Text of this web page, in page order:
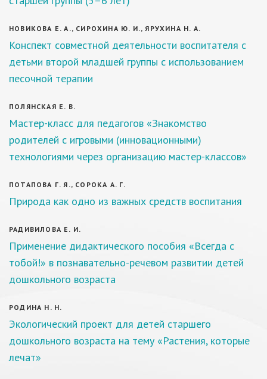
НОВИКОВА Е. А., СИРОХИНА Ю. И., ЯРУХИНА Н. А.
Конспект совместной деятельности воспитателя с
детьми второй младшей группы с использованием
песочной терапии
ПОЛЯНСКАЯ Е. В.
Мастер-класс для педагогов «Знакомство
родителей с игровыми (инновационными)
технологиями через организацию мастер-классов»
ПОТАПОВА Г. Я., СОРОКА А. Г.
Природа как одно из важных средств воспитания
РАДИВИЛОВА Е. И.
Применение дидактического пособия «Всегда с
тобой!» в познавательно-речевом развитии детей
дошкольного возраста
РОДИНА Н. Н.
Экологический проект для детей старшего
дошкольного возраста на тему «Растения, которые
лечат»